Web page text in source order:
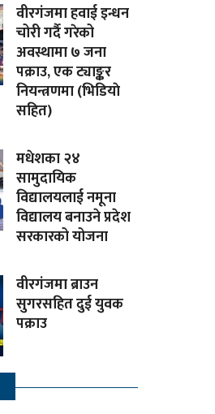
वीरगंजमा हवाई इन्धन
चोरी गर्दै गरेको
अवस्थामा ७ जना
पक्राउ, एक ट्याङ्कर
नियन्त्रणमा (भिडियाे
सहित)
मधेशका २४
सामुदायिक
विद्यालयलाई नमूना
विद्यालय बनाउने प्रदेश
सरकारको योजना
वीरगंजमा ब्राउन
सुगरसहित दुई युवक
पक्राउ